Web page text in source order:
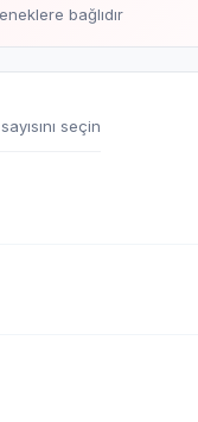
bağlıdır
seçin